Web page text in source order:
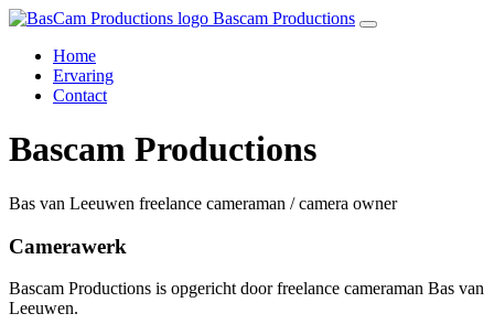
Bascam Productions
Home
Ervaring
Contact
Bascam Productions
Bas van Leeuwen freelance cameraman / camera owner
Camerawerk
Bascam Productions is opgericht door freelance cameraman Bas van
Leeuwen.